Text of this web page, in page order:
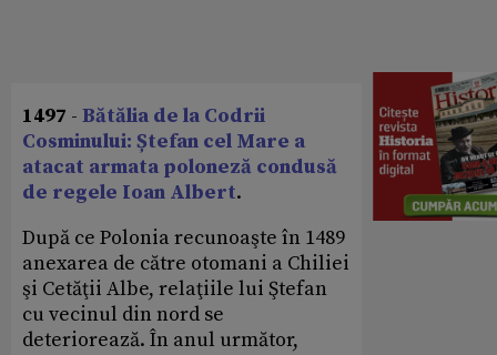
1497 - Bătălia de la Codrii
Cosminului: Ștefan cel Mare a
atacat armata poloneză condusă
de regele Ioan Albert.
După ce Polonia recunoaşte în 1489
anexarea de către otomani a Chiliei
şi Cetăţii Albe, relaţiile lui Ştefan
cu vecinul din nord se
deteriorează. În anul următor,